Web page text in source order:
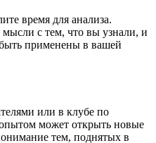
время для анализа.
с тем, что вы узнали, и
применены в вашей
или в клубе по
может открыть новые
тем, поднятых в